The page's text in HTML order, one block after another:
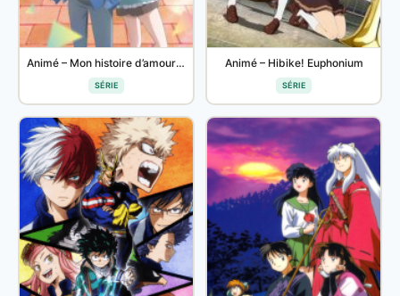
Animé – Mon histoire d’amour avec Yamada à Lv999
SÉRIE
Animé – Hibike! Euphonium
SÉRIE